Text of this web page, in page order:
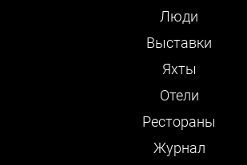
Люди
Выставки
Яхты
Отели
Рестораны
Журнал